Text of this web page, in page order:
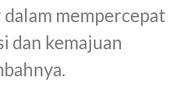
dalam mempercepat
dan kemajuan